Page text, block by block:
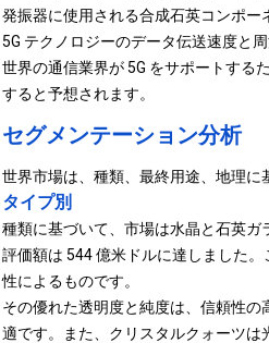
発振器に使用される合成石英コンポー
5G テクノロジーのデータ伝送速度と
世界の通信業界が 5G をサポートする
すると予想されます。
セグメンテーション分析
世界市場は、種類、最終用途、地理に
タイプ別
種類に基づいて、市場は水晶と石英ガ
評価額は 544 億米ドルに達しました
性によるものです。
その優れた透明度と純度は、信頼性
適です。また、クリスタルクォーツ